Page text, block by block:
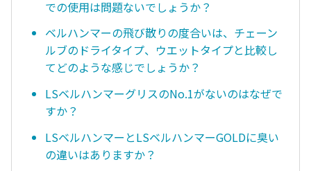
での使用は問題ないでしょうか？
ベルハンマーの飛び散りの度合いは、チェーン
ルブのドライタイプ、ウエットタイプと比較し
てどのような感じでしょうか？
LSベルハンマーグリスのNo.1がないのはなぜで
すか？
LSベルハンマーとLSベルハンマーGOLDに臭い
の違いはありますか？